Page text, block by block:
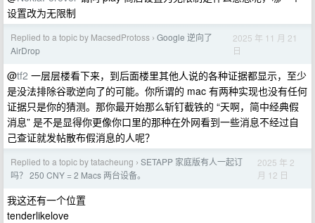
设置改为无限制
Replied to a topic by MacsedProtoss › Google 逆向了
AirDrop
2025 年 11 月 21
日
@tf2 一层层楼看下来，到后面楼里其他人说的各种证据都显示，至少
是没法排除谷歌逆向了的可能。你所谓的 mac 有两种实现也没有任何
证据只是你的猜测。那你最开始那么斩钉截铁的 “天啊，简中经典假
消息” 是不是显得你更像你口里的那种在外网看到一些消息不经过自
己查证就发帖散布假消息的人呢？
Replied to a topic by tatacheung › SETAPP 家庭版有人一起订
吗？ 250 CNY = 2 Macs 两台设备。
2025 年 2
月 12 日
我这还有一个位置
tenderlikelove